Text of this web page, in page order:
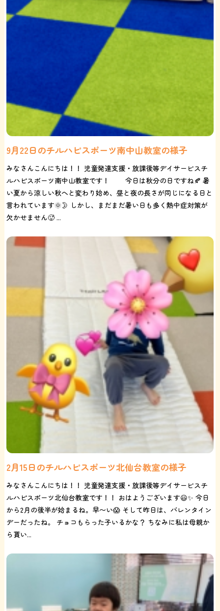
9月22日のチルハピスポーツ南中山教室の様子
みなさんこんにちは！！ 児童発達支援・放課後等デイサービスチ
ルハピスポーツ南中山教室です！ 今日は秋分の日ですね🍂 暑
い夏から涼しい秋へと変わり始め、昼と夜の長さが同じになる日と
言われています🌞🌛 しかし、まだまだ暑い日も多く熱中症対策が
欠かせません🥵 ...
2月15日のチルハピスポーツ北仙台教室の様子
みなさんこんにちは！！ 児童発達支援・放課後等デイサービスチ
ルハピスポーツ北仙台教室です！！ おはようございます😃✨ 今日
から2月の後半が始まるね。早〜い😱 そして昨日は、バレンタイン
デーだったね。 チョコもらった子いるかな？ ちなみに私は母親か
ら貰い...